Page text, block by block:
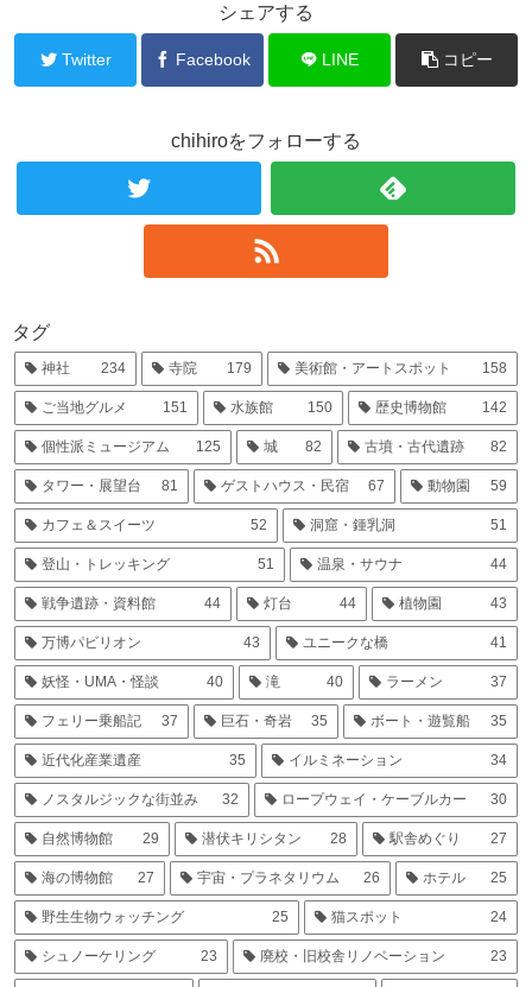
シェアする
Twitter Facebook LINE コピー
chihiroをフォローする
タグ
神社 234 寺院 179 美術館・アートスポット 158
ご当地グルメ 151 水族館 150 歴史博物館 142
個性派ミュージアム 125 城 82 古墳・古代遺跡 82
タワー・展望台 81 ゲストハウス・民宿 67 動物園 59
カフェ＆スイーツ 52 洞窟・鍾乳洞 51
登山・トレッキング 51 温泉・サウナ 44
戦争遺跡・資料館 44 灯台 44 植物園 43
万博パビリオン 43 ユニークな橋 41
妖怪・UMA・怪談 40 滝 40 ラーメン 37
フェリー乗船記 37 巨石・奇岩 35 ボート・遊覧船 35
近代化産業遺産 35 イルミネーション 34
ノスタルジックな街並み 32 ロープウェイ・ケーブルカー 30
自然博物館 29 潜伏キリシタン 28 駅舎めぐり 27
海の博物館 27 宇宙・プラネタリウム 26 ホテル 25
野生生物ウォッチング 25 猫スポット 24
シュノーケリング 23 廃校・旧校舎リノベーション 23